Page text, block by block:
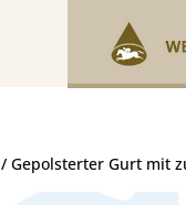
/ Gepolsterter Gurt mit